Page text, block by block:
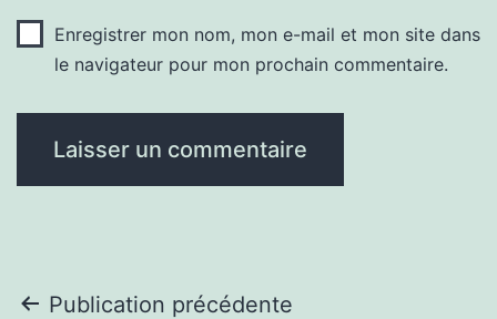
Enregistrer mon nom, mon e-mail et mon site dans
le navigateur pour mon prochain commentaire.
Publication précédente